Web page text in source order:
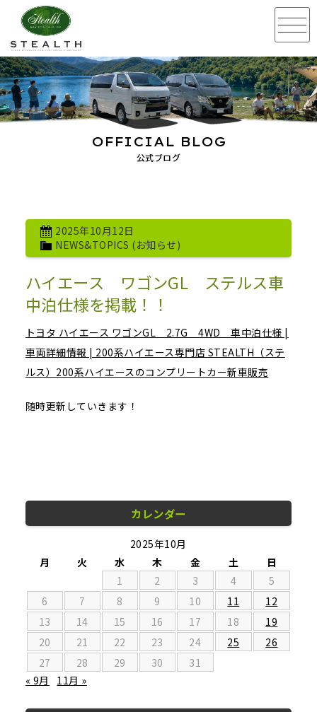
公式ブログ
OFFICIAL BLOG
2025年10月12日
NEWS&TOPICS (お知らせ)
ハイエース ワゴンGL ステルス車
中泊仕様を掲載！！
トヨタ ハイエース ワゴンGL 2.7G 4WD 車中泊仕様 |
車両詳細情報 | 200系ハイエース専門店 STEALTH（ステ
ルス）200系ハイエースのコンプリートカー新車販売
随時更新していきます！
カレンダー
2025年10月
月
火 水 木 金 土
日
1
2 3 4
5
6
7 8 9 10 11
12
13
14 15 16 17 18
19
20
21 22 23 24 25
26
27
28 29 30
31
« 9月
11月 »